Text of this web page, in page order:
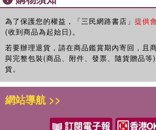
譯者
林敏雅
1966年生於台灣南投，台大心理系畢業，
國特利爾大學（Terier）攻讀心理學，並
為了保護您的權益，「三民網路書店」 提供
(收到商品為起始日)。
若要辦理退貨，請在商品鑑賞期內寄回，且
與完整包裝(商品、附件、發票、隨貨贈品等
貨。
網站導航 >>